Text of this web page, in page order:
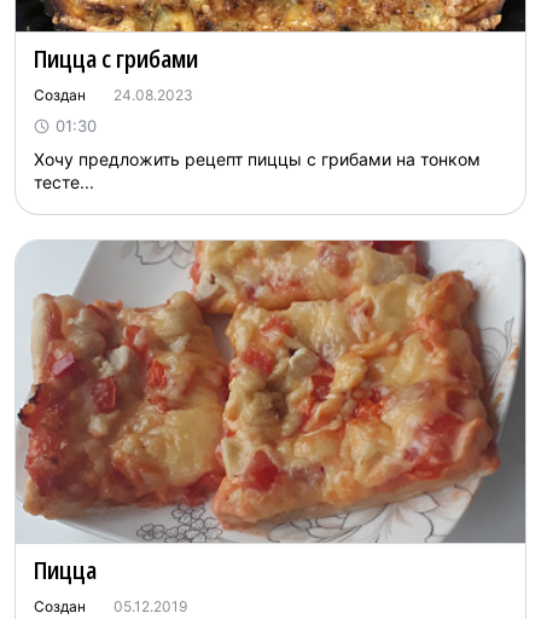
Пицца с грибами
Создан 24.08.2023
01:30
Хочу предложить рецепт пиццы с грибами на тонком
тесте...
Пицца
Создан 05.12.2019